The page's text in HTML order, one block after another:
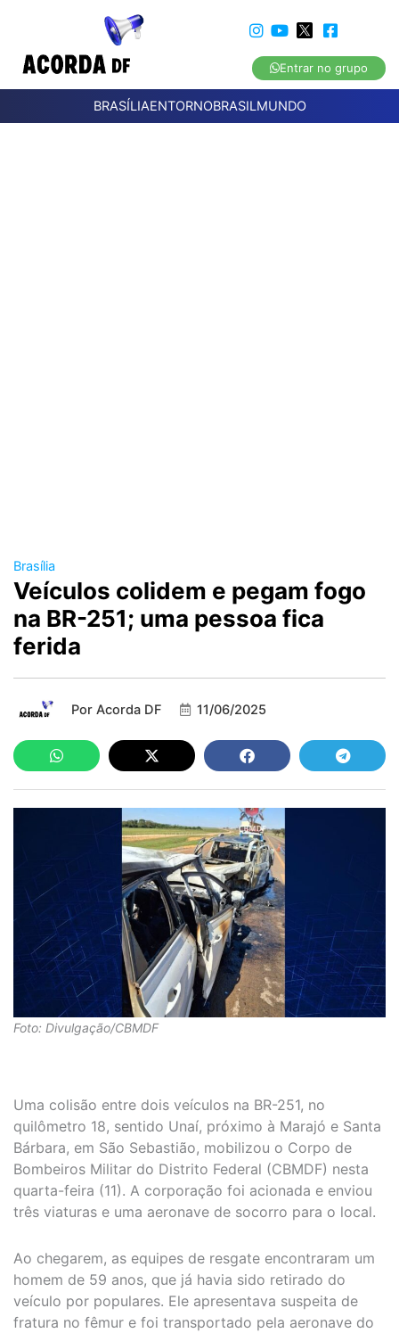
Entrar no grupo
BRASÍLIAENTORNOBRASILMUNDO
Brasília
Veículos colidem e pegam fogo
na BR-251; uma pessoa fica
ferida
Por Acorda DF 11/06/2025
Foto: Divulgação/CBMDF
Uma colisão entre dois veículos na BR-251, no
quilômetro 18, sentido Unaí, próximo à Marajó e Santa
Bárbara, em São Sebastião, mobilizou o Corpo de
Bombeiros Militar do Distrito Federal (CBMDF) nesta
quarta-feira (11). A corporação foi acionada e enviou
três viaturas e uma aeronave de socorro para o local.
Ao chegarem, as equipes de resgate encontraram um
homem de 59 anos, que já havia sido retirado do
veículo por populares. Ele apresentava suspeita de
fratura no fêmur e foi transportado pela aeronave do